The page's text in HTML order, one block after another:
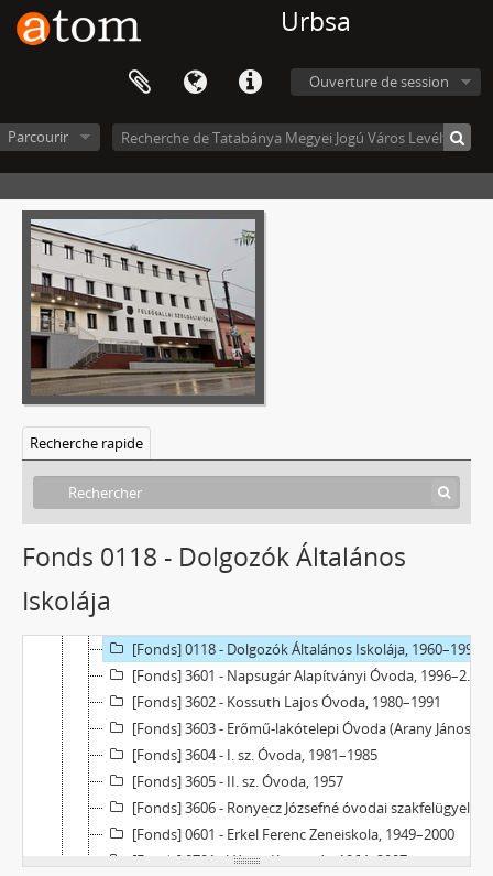
Urbsa
Ouverture de session
Parcourir
Recherche rapide
Fonds 0118 - Dolgozók Általános
Iskolája
V - Mezővárosok, 1774 - 1969
VIII - Intézetek, Intézmények, 1906 - 2023
[Fonds] 0001 - Modern Üzleti Tudományok Főiskolája Alapítvány Kuratóriuma, 1988–2006
[Fonds] 0051 - Árpád Gimnázium iratai, 1946–2004
[Fonds] 0052 - Bánki Donát Ipari Szakközépiskola iratai, 1966–1999
[Fonds] 0053 - Péch Antal Műszaki Szakközépiskola és Gimnázium, 1896–1990
[Fonds] 0054 - 314. sz. Ipari Szakmunkásképző Intézet (Fellner Jakab), 1953–1973
[Fonds] 0101 - Felsőgallai Polgári Magán Fiú- és Leányiskola, 1925–1948
[Fonds] 0102 - Kossuth Lajos Általános Iskola (Mésztelepi Osztatlan Elemi Népiskola), 1909–1982
[Fonds] 0103 - MÁK Rt. Szári Elemi Népiskola, 1924–1925
[Fonds] 0104 - Körtvélyespusztai Általános Iskola, 1949–1952
[Fonds] 0105 - Petőfi Sándor Általános Iskola (MÁK Rt. Újtelepi Elemi Népiskola), 1910–1972
[Fonds] 0106 - Arany János Általános Iskola (Felsőgalla-bányatelep, 1923–1976
[Fonds] 0107 - Táncsics Mihály Általános iskola (Fel­sőgalla-Újtelepi Új Iskola; Tatabánya Újtelepi Elemi Népiskola) iratai, 1906–1982
[Fonds] 0108 - II. sz. Általános Iskola, 1962–1985
[Fonds] 0109 - III. sz. Általános Iskola (Arany János Általános Iskola/Tatabánya-Újváros), 1965–1996
[Fonds] 0110 - Ady Endre Általános Iskola (Alsógalla-Bányatelepi Elemi Népiskola; Tatabá­nya-Bányatelepi Elemi Népiskola; Ta­tabánya Ótelepi Elemi Népiskola) ira­tai, 1909–1980
[Fonds] 0111 - Széchenyi István Általános Iskola, 1899–1953
[Fonds] 0112 - József Attila Általános Iskola, 1948–1999
[Fonds] 0114 - Dózsa György Általános Iskola, 1949–2000
[Fonds] 0115 - Bánhidai Általános Iskola, 1923–1999
[Fonds] 0118 - Dolgozók Általános Iskolája, 1960–1998
[Fonds] 3601 - Napsugár Alapítványi Óvoda, 1996–2003
[Fonds] 3602 - Kossuth Lajos Óvoda, 1980–1991
[Fonds] 3603 - Erőmű-lakótelepi Óvoda (Arany János Óvoda részlege), 1969–2005
[Fonds] 3604 - I. sz. Óvoda, 1981–1985
[Fonds] 3605 - II. sz. Óvoda, 1957
[Fonds] 3606 - Ronyecz Józsefné óvodai szakfelügyelő, 1976–1986
[Fonds] 0601 - Erkel Ferenc Zeneiskola, 1949–2000
[Fonds] 0701 - Városi Könyvtár, 1964–2007